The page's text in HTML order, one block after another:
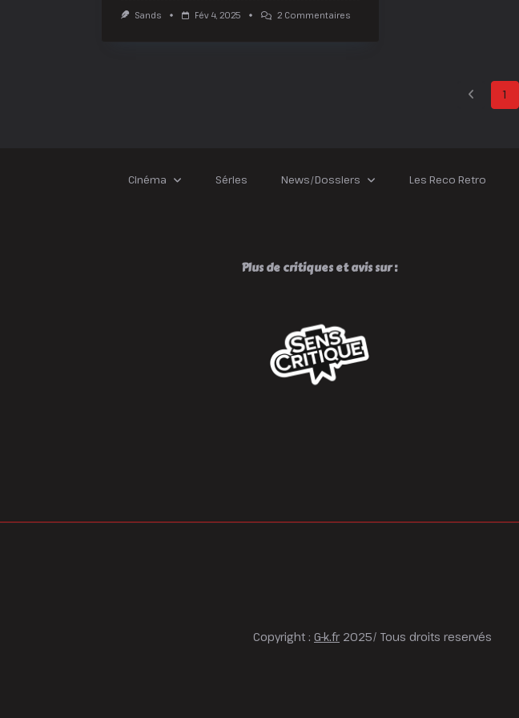
Sands Fév 4, 2025 2 CommentairesSur
1
Cinéma Séries News/Dossiers Les Reco Retro
Plus de critiques et avis sur :
Copyright : G-k.fr2025/ Tous droits reservés